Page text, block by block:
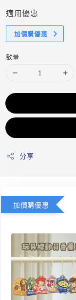
適用優惠
加價購優惠
數量
分享
加價購優惠